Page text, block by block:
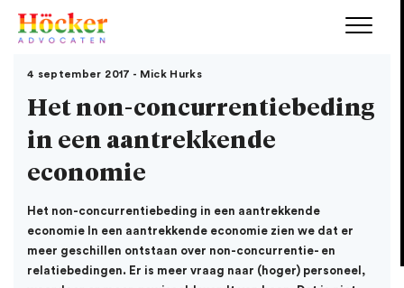
4 september 2017 - Mick Hurks
Het non-concurrentiebeding
in een aantrekkende
economie
Het non-concurrentiebeding in een aantrekkende
economie
In een aantrekkende economie zien we dat er
meer geschillen ontstaan over non-concurrentie- en
relatiebedingen. Er is meer vraag naar (hoger) personeel,